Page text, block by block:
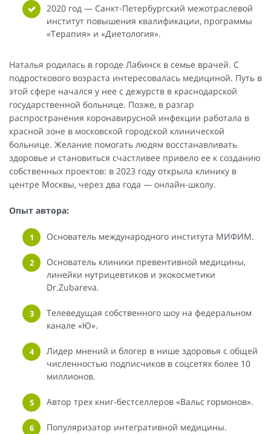
2020 год — Санкт-Петербургский межотраслевой
институт повышения квалификации, программы
«Терапия» и «Диетология».
Наталья родилась в городе Лабинск в семье врачей. С
подросткового возраста интересовалась медициной. Путь в
этой сфере начался у нее с дежурств в краснодарской
государственной больнице. Позже, в разгар
распространения коронавирусной инфекции работала в
красной зоне в московской городской клинической
больнице. Желание помогать людям восстанавливать
здоровье и становиться счастливее привело ее к созданию
собственных проектов: в 2023 году открыла клинику в
центре Москвы, через два года — онлайн-школу.
Опыт автора:
Основатель международного института МИФИМ.
Основатель клиники превентивной медицины,
линейки нутрицевтиков и экокосметики
Dr.Zubareva.
Телеведущая собственного шоу на федеральном
канале «Ю».
Лидер мнений и блогер в нише здоровья с общей
численностью подписчиков в соцсетях более 10
миллионов.
Автор трех книг-бестселлеров «Вальс гормонов».
Популяризатор интегративной медицины.